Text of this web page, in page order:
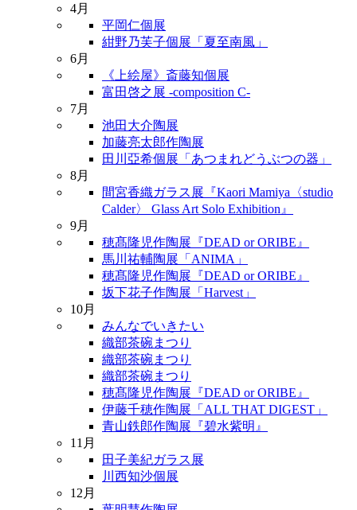
4月
平岡仁個展
紺野乃芙子個展「夏至南風」
6月
《上絵屋》斎藤知個展
富田啓之展 -composition C-
7月
池田大介陶展
加藤亮太郎作陶展
田川亞希個展「あつまれどうぶつの器」
8月
間宮香織ガラス展『Kaori Mamiya〈studio
Calder〉 Glass Art Solo Exhibition』
9月
穂髙隆児作陶展『DEAD or ORIBE』
馬川祐輔陶展「ANIMA」
穂髙隆児作陶展『DEAD or ORIBE』
坂下花子作陶展「Harvest」
10月
みんなでいきたい
織部茶碗まつり
織部茶碗まつり
織部茶碗まつり
穂髙隆児作陶展『DEAD or ORIBE』
伊藤千穂作陶展「ALL THAT DIGEST」
青山鉄郎作陶展『碧水紫明』
11月
田子美紀ガラス展
川西知沙個展
12月